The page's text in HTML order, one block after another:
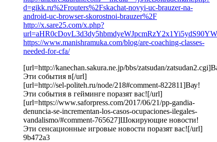
d=gikk.ru%2Frouters%2Fskachat-novyi-uc-brauzer-na-
android-uc-browser-skorostnoi-brauzer%2F
http://x.sare25.com/x.php?
https://www.manishramuka.com/blog/are-coaching-classes-
needed-for-cfa/
[url=http://kanechan.sakura.ne.jp/bbs/zatsudan/
Эти события в[/url]
[url=http://sel-politeh.ru/node/218#comment-822811]Вау!
Эти события в гейминге поразят вас![/url]
[url=https://www.saforpress.com/2017/06/21/pp-gandia-
denuncia-se-incrementan-los-casos-ocupaciones-ilegales-
vandalismo/#comment-765627]Шокирующие новости!
Эти сенсационные игровые новости поразят вас![/url]
9b472a3